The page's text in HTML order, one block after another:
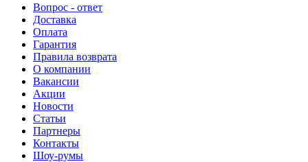
Вопрос - ответ
Доставка
Оплата
Гарантия
Правила возврата
О компании
Вакансии
Акции
Новости
Статьи
Партнеры
Контакты
Шоу-румы